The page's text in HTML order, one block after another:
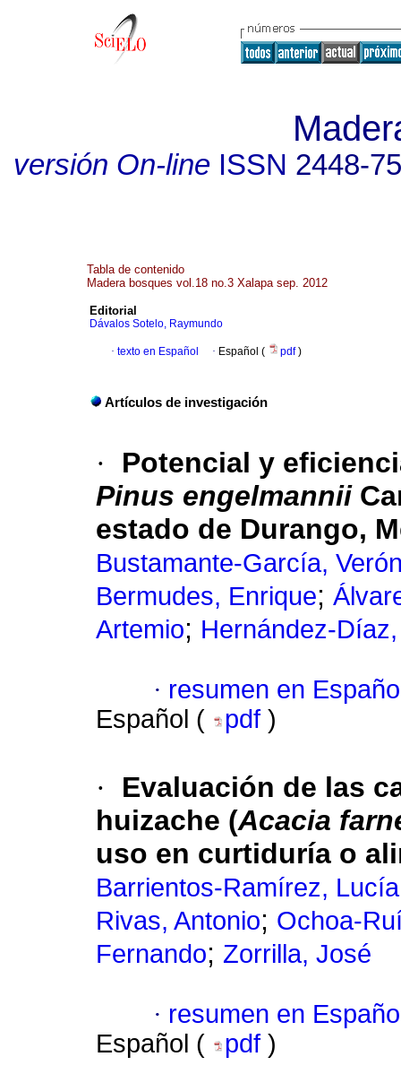
versión On-lineISSN 2448-
Tabla de contenido
Madera bosques vol.18 no.3 Xalapa sep. 2012
Editorial
Dávalos Sotelo, Raymundo
· texto en Español · Español ( pdf)
Artículos de investigación
·
Potencial y
Pinus engelmannii
estado de Durango,
Bustamante-García,
Bermudes, Enrique;
Artemio; Hernández-
· resumen en
Español (
pdf )
·
Evaluación de las
huizache (Acacia
uso en curtiduría o
Barrientos-Ramírez, Lucía
Rivas, Antonio; Ochoa-
Fernando; Zorrilla, José
· resumen en
Español (
pdf )